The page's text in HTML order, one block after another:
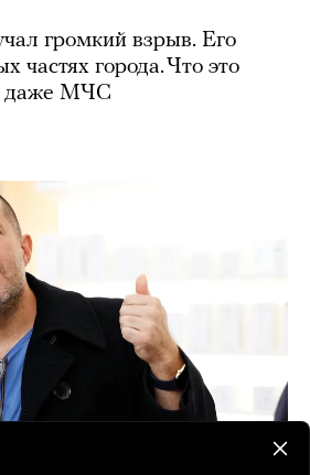
громкий взрыв. Его
частях города. Что это
даже МЧС